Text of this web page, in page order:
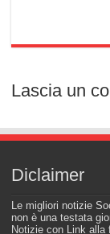
Lascia un
Diclaimer
Le migliori notizie
non è una testata
Notizie con Link alla